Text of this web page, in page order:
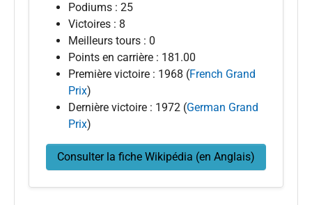
Podiums : 25
Victoires : 8
Meilleurs tours : 0
Points en carrière : 181.00
Première victoire : 1968 (French Grand
Prix)
Dernière victoire : 1972 (German Grand
Prix)
Consulter la fiche Wikipédia (en Anglais)